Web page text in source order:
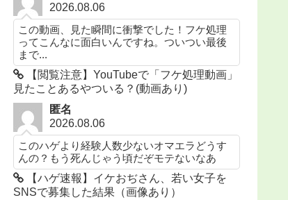
2026.08.06
この動画、見た瞬間に衝撃でした！フケ処理
ってこんなに面白いんですね。ついつい最後
まで...
【閲覧注意】YouTubeで「フケ処理動画」
見たことあるやついる？(動画あり)
匿名
2026.08.06
このハゲより経験人数少ないオマエラどうす
んの？もう死んじゃう頃だぞモテないなあ
【ハゲ速報】イケおぢさん、若い女子を
SNSで募集した結果（画像あり）